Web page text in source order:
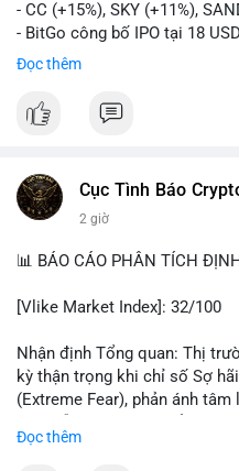
- CC (+15%), SKY (+11%),
- BitGo công bố IPO tại 18
- Vitalik Buterin đề xuất DVT
bảo mật và phi tập trung
- Hong Kong phát hành giấy
tuân thủ nghiêm ngặt
- Trump hy vọng ký vào luật
nonostante sự bất đồng trong
- Saga’s EVM blockchain
- Steak ’n Shake cho phép
#binancesquare #cryptonews
#steaknshake
$btc $eth $sol $xrp $cc#cc
#vlikevn
Đọc thêm
Cục Tình Báo
2 giờ
📊 BÁO CÁO PHÂN TÍCH
[Vlike Market Index]: 32/100
Nhận định Tổng quan: Thị
kỳ thận trọng khi chỉ số Sợ
(Extreme Fear), phản ánh
Đọc thêm